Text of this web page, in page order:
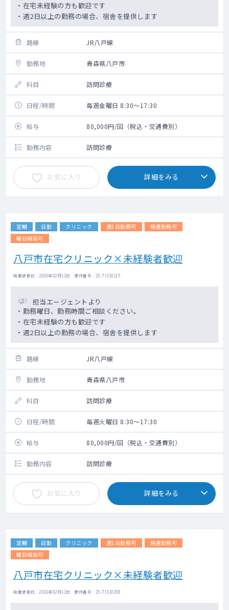
・在宅未経験の方も歓迎です
・週2日以上の勤務の場合、宿舎を提供します
路線 JR八戸線
勤務地 青森県八戸市
科目 訪問診療
日程/時間 毎週金曜日 8:30～17:30
給与 80,000円/回（税込・交通費別）
勤務内容 訪問診療
お気に入り 詳細をみる
定期 日勤 クリニック 週1日勤務可
隔週勤務可
曜日相談可
八戸市在宅クリニック×未経験者歓迎
掲載更新日 : 2026年02月12日 案件番号 : 25-TI310215
担当エージェントより
・勤務曜日、勤務時間ご相談ください。
・在宅未経験の方も歓迎です
・週2日以上の勤務の場合、宿舎を提供します
路線 JR八戸線
勤務地 青森県八戸市
科目 訪問診療
日程/時間 毎週火曜日 8:30～17:30
給与 80,000円/回（税込・交通費別）
勤務内容 訪問診療
お気に入り 詳細をみる
定期 日勤 クリニック 週1日勤務可
隔週勤務可
曜日相談可
八戸市在宅クリニック×未経験者歓迎
掲載更新日 : 2026年02月12日 案件番号 : 25-TI310208